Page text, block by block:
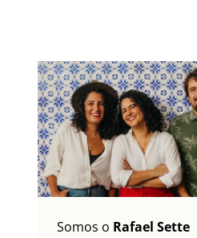
Somos o Rafael Sette